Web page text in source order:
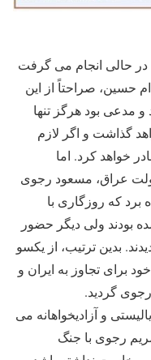
در حالی انجام می گرفت
صراحتاً از این
و مدعی بود هرگز تنها
گذاشت و اگر لازم
خواهد کرد. اما
عراق، مسعود رجوی
برد که روزگاری با
بودند ولی دیگر حضور
بدین ترتیب، از یکسو
برای تجاوز به ایران و
گردید.
و آزادیخواهانه می
رجوی با جنگ